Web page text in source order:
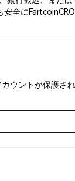
全に
ウントが保護さ